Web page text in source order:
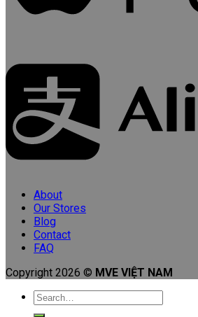
About
Our Stores
Blog
Contact
FAQ
Copyright 2026 © MVE VIỆT NAM
Search
for: